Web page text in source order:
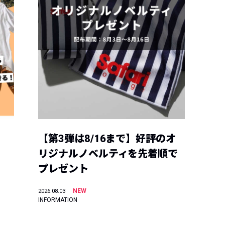
【第3弾は8/16まで】好評のオ
リジナルノベルティを先着順で
プレゼント
2026.08.03
NEW
INFORMATION